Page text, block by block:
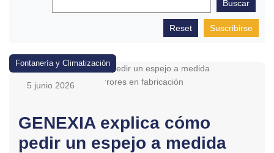
Suscribirse
Fontanería y Climatización
5 junio 2026
GENEXIA explica cómo
pedir un espejo a medida